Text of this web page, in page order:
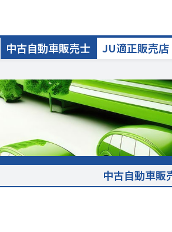
中古自動車販売士 JU適正販売店
中古自動車販